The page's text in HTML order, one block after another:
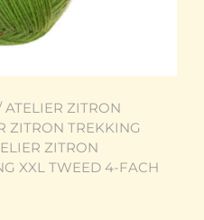
ATELIER ZITRON
ZITRON TREKKING
ZITRON
XXL TWEED 4-FACH